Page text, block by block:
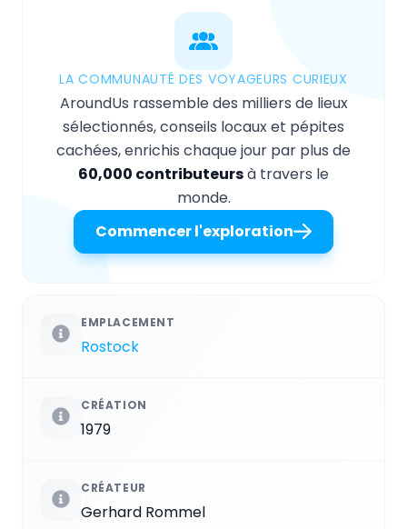
LA COMMUNAUTÉ DES VOYAGEURS CURIEUX
AroundUs rassemble des milliers de lieux
sélectionnés, conseils locaux et pépites
cachées, enrichis chaque jour par plus de
60,000 contributeursà travers le
monde.
Commencer l'exploration
EMPLACEMENT
Rostock
CRÉATION
1979
CRÉATEUR
Gerhard Rommel